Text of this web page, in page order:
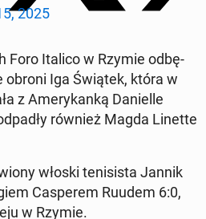
2025
Foro Italico w Rzymie od­bę­
obroni Iga Świątek, która w
z Ame­ry­kan­ką Da­niel­le
również Magda Linette
włoski te­ni­si­sta Jannik
Ca­spe­rem Ruudem 6:0,
w Rzymie.